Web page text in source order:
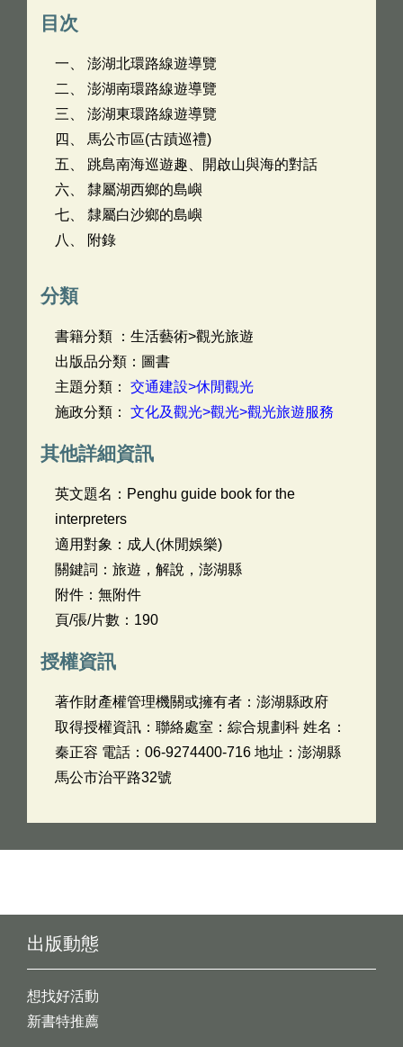
目次
一、 澎湖北環路線遊導覽
二、 澎湖南環路線遊導覽
三、 澎湖東環路線遊導覽
四、 馬公市區(古蹟巡禮)
五、 跳島南海巡遊趣、開啟山與海的對話
六、 隸屬湖西鄉的島嶼
七、 隸屬白沙鄉的島嶼
八、 附錄
分類
書籍分類 ：生活藝術>觀光旅遊
出版品分類：圖書
主題分類： 交通建設>休閒觀光
施政分類： 文化及觀光>觀光>觀光旅遊服務
其他詳細資訊
英文題名： Penghu guide book for the
interpreters
適用對象：成人(休閒娛樂)
關鍵詞：旅遊，解說，澎湖縣
附件：無附件
頁/張/片數：190
授權資訊
著作財產權管理機關或擁有者：澎湖縣政府
取得授權資訊：聯絡處室：綜合規劃科 姓名：
秦正容 電話：06-9274400-716 地址：澎湖縣
馬公市治平路32號
出版動態
想找好活動
新書特推薦